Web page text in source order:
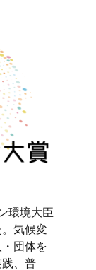
環境大臣
気候変
団体を
、普